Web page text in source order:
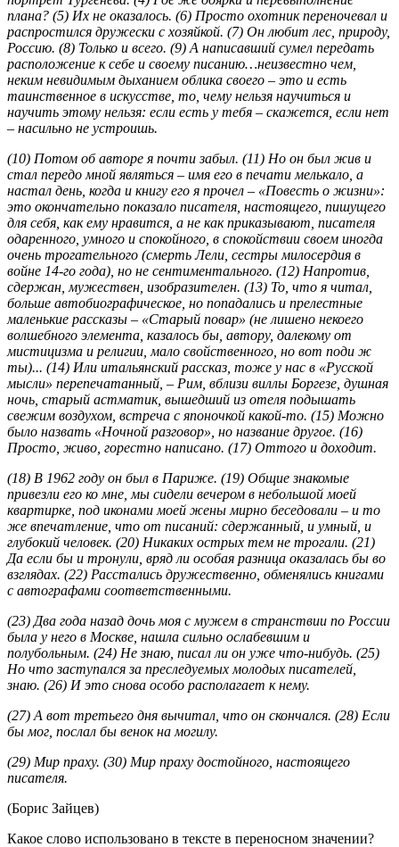
плана? (5) Их не оказалось. (6) Просто охотник переночевал и
распростился дружески с хозяйкой. (7) Он любит лес, природу,
Россию. (8) Только и всего. (9) А написавший сумел передать
расположение к себе и своему писанию…неизвестно чем,
неким невидимым дыханием облика своего – это и есть
таинственное в искусстве, то, чему нельзя научиться и
научить этому нельзя: если есть у тебя – скажется, если нет
– насильно не устроишь.
(10) Потом об авторе я почти забыл. (11) Но он был жив и
стал передо мной являться – имя его в печати мелькало, а
настал день, когда и книгу его я прочел – «Повесть о жизни»:
это окончательно показало писателя, настоящего, пишущего
для себя, как ему нравится, а не как приказывают, писателя
одаренного, умного и спокойного, в спокойствии своем иногда
очень трогательного (смерть Лели, сестры милосердия в
войне 14-го года), но не сентиментального. (12) Напротив,
сдержан, мужествен, изобразителен. (13) То, что я читал,
больше автобиографическое, но попадались и прелестные
маленькие рассказы – «Старый повар» (не лишено некоего
волшебного элемента, казалось бы, автору, далекому от
мистицизма и религии, мало свойственного, но вот поди ж
ты)... (14) Или итальянский рассказ, тоже у нас в «Русской
мысли» перепечатанный, – Рим, вблизи виллы Боргезе, душная
ночь, старый астматик, вышедший из отеля подышать
свежим воздухом, встреча с японочкой какой-то. (15) Можно
было назвать «Ночной разговор», но название другое. (16)
Просто, живо, горестно написано. (17) Оттого и доходит.
(18) В 1962 году он был в Париже. (19) Общие знакомые
привезли его ко мне, мы сидели вечером в небольшой моей
квартирке, под иконами моей жены мирно беседовали – и то
же впечатление, что от писаний: сдержанный, и умный, и
глубокий человек. (20) Никаких острых тем не трогали. (21)
Да если бы и тронули, вряд ли особая разница оказалась бы во
взглядах. (22) Расстались дружественно, обменялись книгами
с автографами соответственными.
(23) Два года назад дочь моя с мужем в странствии по России
была у него в Москве, нашла сильно ослабевшим и
полубольным. (24) Не знаю, писал ли он уже что-нибудь. (25)
Но что заступался за преследуемых молодых писателей,
знаю. (26) И это снова особо располагает к нему.
(27) А вот третьего дня вычитал, что он скончался. (28) Если
бы мог, послал бы венок на могилу.
(29) Мир праху. (30) Мир праху достойного, настоящего
писателя.
(Борис Зайцев)
Какое слово использовано в тексте в переносном значении?